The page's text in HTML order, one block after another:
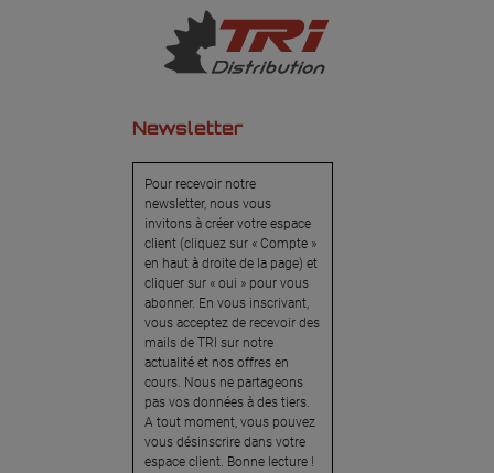
Newsletter
Pour recevoir notre
newsletter, nous vous
invitons à créer votre espace
client (cliquez sur « Compte »
en haut à droite de la page) et
cliquer sur « oui » pour vous
abonner. En vous inscrivant,
vous acceptez de recevoir des
mails de TRI sur notre
actualité et nos offres en
cours. Nous ne partageons
pas vos données à des tiers.
A tout moment, vous pouvez
vous désinscrire dans votre
espace client. Bonne lecture !